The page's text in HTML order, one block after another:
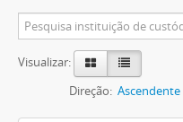
Visualizar:
Direção: Ascendente